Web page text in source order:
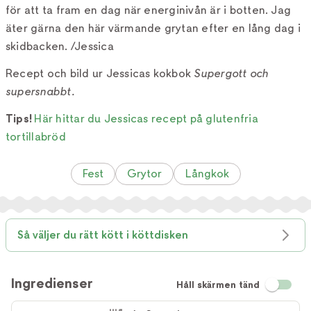
för att ta fram en dag när energinivån är i botten. Jag
äter gärna den här värmande grytan efter en lång dag i
skidbacken. /Jessica
Recept och bild ur Jessicas kokbok Supergott och
supersnabbt.
Tips! Här hittar du Jessicas recept på glutenfria
tortillabröd
Fest Grytor Långkok
Så väljer du rätt kött i köttdisken
Ingredienser Håll skärmen tänd